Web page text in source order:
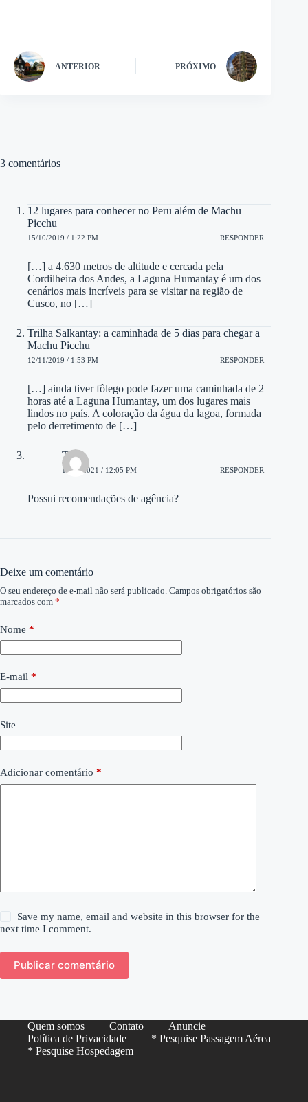
ANTERIOR PRÓXIMO
3 comentários
12 lugares para conhecer no Peru além de Machu
Picchu
15/10/2019 / 1:22 PM RESPONDER
[…] a 4.630 metros de altitude e cercada pela
Cordilheira dos Andes, a Laguna Humantay é um dos
cenários mais incríveis para se visitar na região de
Cusco, no […]
Trilha Salkantay: a caminhada de 5 dias para chegar a
Machu Picchu
12/11/2019 / 1:53 PM RESPONDER
[…] ainda tiver fôlego pode fazer uma caminhada de 2
horas até a Laguna Humantay, um dos lugares mais
lindos no país. A coloração da água da lagoa, formada
pelo derretimento de […]
Tais
16/05/2021 / 12:05 PM RESPONDER
Possui recomendações de agência?
Deixe um comentário
O seu endereço de e-mail não será publicado. Campos obrigatórios são
marcados com *
Nome *
E-mail *
Site
Adicionar comentário *
Save my name, email and website in this browser for the
next time I comment.
Publicar comentário
Quem somos Contato
Anuncie
Política de Privacidade
* Pesquise Passagem Aérea
* Pesquise Hospedagem